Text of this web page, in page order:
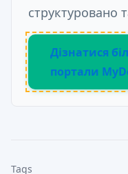
структуровано
Дізнатися
портали
Tags